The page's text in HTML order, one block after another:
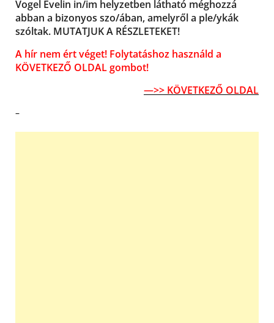
Vogel Evelin in/im helyzetben látható méghozzá
abban a bizonyos szo/ában, amelyről a ple/ykák
szóltak. MUTATJUK A RÉSZLETEKET!
A hír nem ért véget! Folytatáshoz használd a
KÖVETKEZŐ OLDAL gombot!
—>> KÖVETKEZŐ OLDAL
–